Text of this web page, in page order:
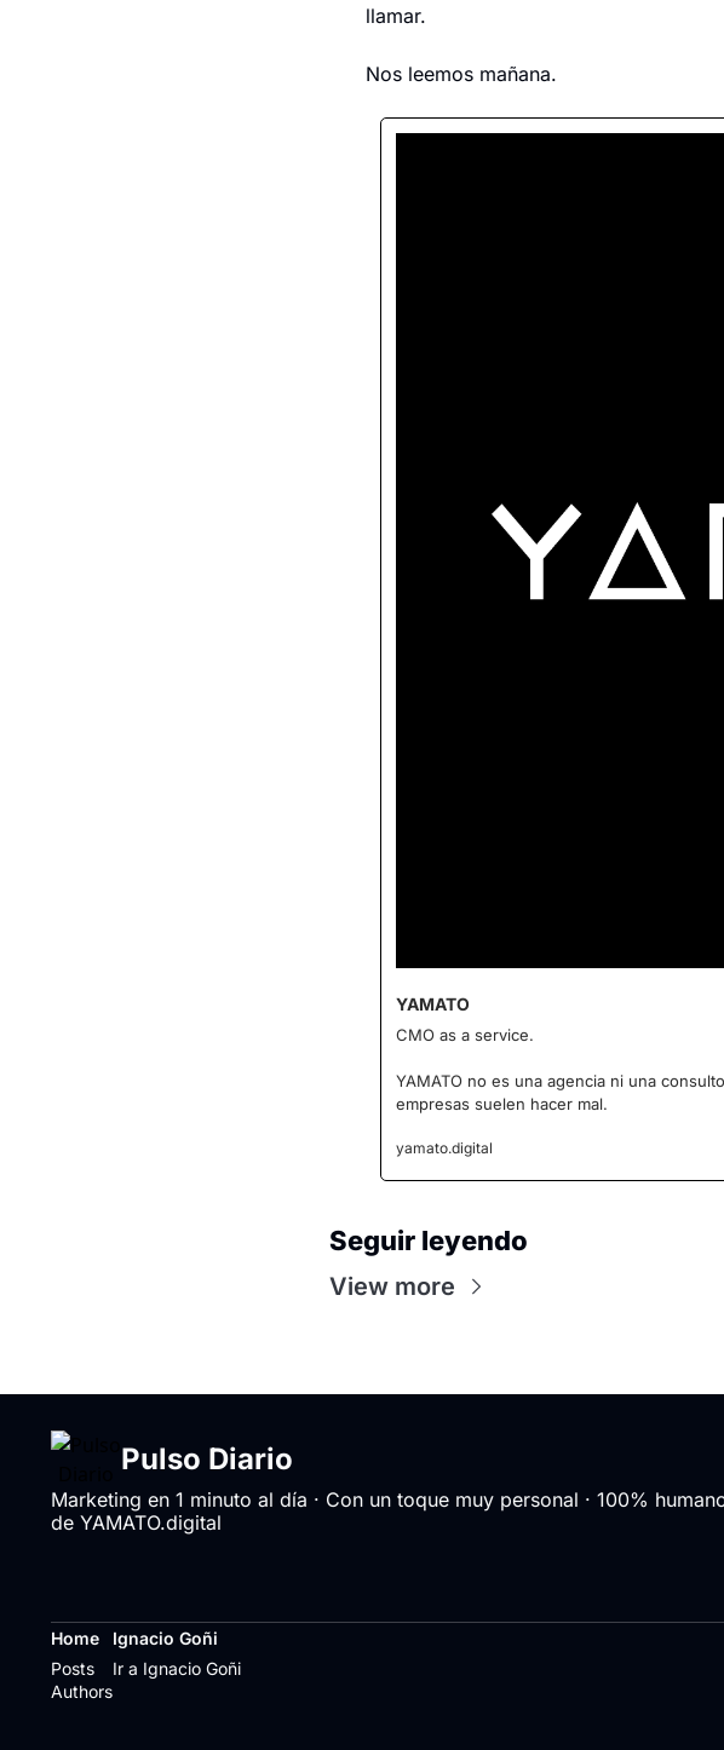
llamar.
Nos leemos mañana.
YAMATO
CMO as a service.
YAMATO no es una agencia ni una
empresas suelen hacer mal.
yamato.digital
Seguir leyendo
View more
Pulso Diario
Marketing en 1 minuto al día · Con un toque muy personal · 100%
de YAMATO.digital
Home
Posts
Authors
Ignacio Goñi
Ir a Ignacio Goñi